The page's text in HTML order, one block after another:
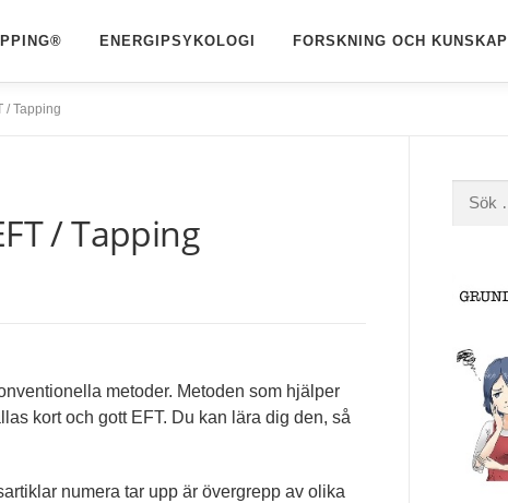
ENERGIPSYKOLOGI FORSKNING OCH KUNSKAP
/ Tapping
/ Tapping
metoder. Metoden som hjälper
kort och gott EFT. Du kan lära dig den, så
numera tar upp är övergrepp av olika